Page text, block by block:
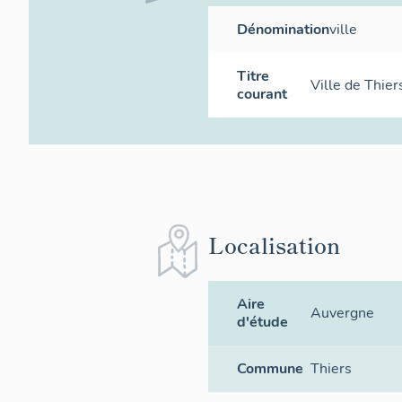
Dénominationville
Titre
courant
Ville de
Localisation
Aire
d'étude
Auvergne
Commune Thiers